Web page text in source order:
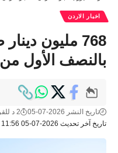
اخبار الاردن
768 مليون
بالنصف الأول من
تاريخ آخر تحديث 2026-07-05 11:56 صباحًا
تاريخ النشر 2026-07-05 2 د للقراءة